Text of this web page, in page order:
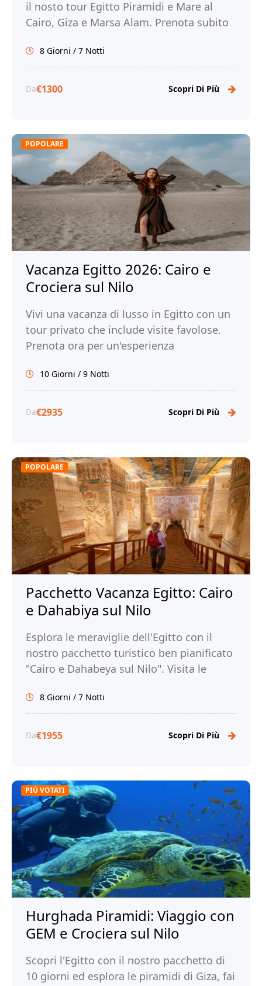
il nosto tour Egitto Piramidi e Mare al
Cairo, Giza e Marsa Alam. Prenota subito
8 Giorni / 7 Notti
Da€1300 Scopri Di Più
POPOLARE
Vacanza Egitto 2026: Cairo e
Crociera sul Nilo
Vivi una vacanza di lusso in Egitto con un
tour privato che include visite favolose.
Prenota ora per un'esperienza
10 Giorni / 9 Notti
Da€2935 Scopri Di Più
POPOLARE
Pacchetto Vacanza Egitto: Cairo
e Dahabiya sul Nilo
Esplora le meraviglie dell'Egitto con il
nostro pacchetto turistico ben pianificato
"Cairo e Dahabeya sul Nilo". Visita le
Assuan e molto altro. Prenota ora!
8 Giorni / 7 Notti
Da€1955 Scopri Di Più
PIÙ VOTATI
Hurghada Piramidi: Viaggio con
GEM e Crociera sul Nilo
Scopri l'Egitto con il nostro pacchetto di
10 giorni ed esplora le piramidi di Giza, fai